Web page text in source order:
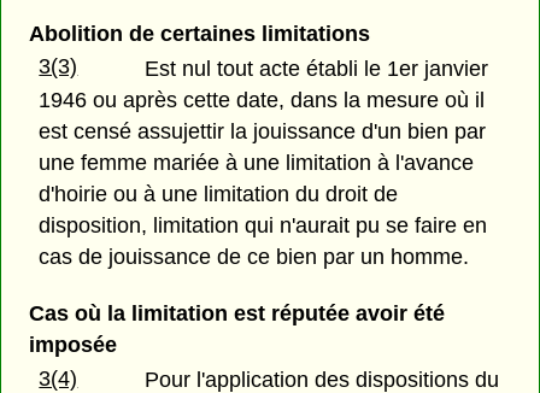
Abolition de certaines limitations
3(3)
Est nul tout acte établi le 1er janvier
1946 ou après cette date, dans la mesure où il
est censé assujettir la jouissance d'un bien par
une femme mariée à une limitation à l'avance
d'hoirie ou à une limitation du droit de
disposition, limitation qui n'aurait pu se faire en
cas de jouissance de ce bien par un homme.
Cas où la limitation est réputée avoir été
imposée
3(4)
Pour l'application des dispositions du